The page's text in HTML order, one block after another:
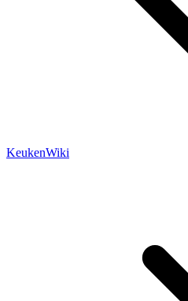
KeukenWiki